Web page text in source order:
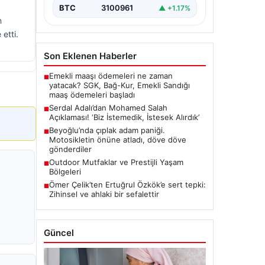
etti.
BTC 3100961 ▲ +1.17%
Son Eklenen Haberler
■Emekli maaşı ödemeleri ne zaman
yatacak? SGK, Bağ-Kur, Emekli Sandığı
maaş ödemeleri başladı
■Serdal Adalı’dan Mohamed Salah
Açıklaması! ‘Biz İstemedik, İstesek Alırdık’
■Beyoğlu’nda çıplak adam paniği.
Motosikletin önüne atladı, döve döve
gönderdiler
■Outdoor Mutfaklar ve Prestijli Yaşam
Bölgeleri
■Ömer Çelik’ten Ertuğrul Özkök’e sert tepki:
Zihinsel ve ahlaki bir sefalettir
Güncel